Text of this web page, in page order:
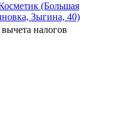
(Большая
Зыгина, 40)
вычета налогов